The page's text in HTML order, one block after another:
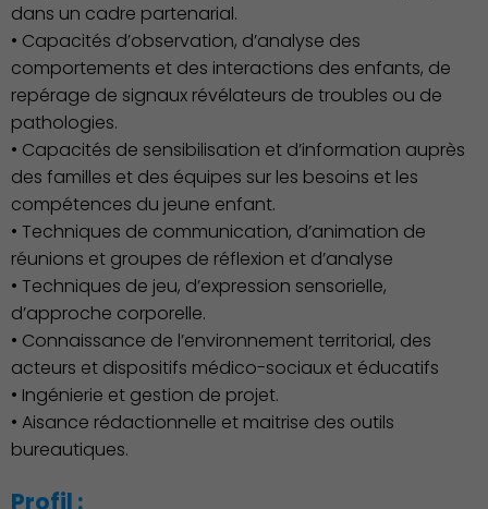
Économie Commerce
Emploi
dans un cadre partenarial.
• Capacités d’observation, d’analyse des
comportements et des interactions des enfants, de
repérage de signaux révélateurs de troubles ou de
pathologies.
• Capacités de sensibilisation et d’information auprès
des familles et des équipes sur les besoins et les
compétences du jeune enfant.
• Techniques de communication, d’animation de
réunions et groupes de réflexion et d’analyse
• Techniques de jeu, d’expression sensorielle,
d’approche corporelle.
• Connaissance de l’environnement territorial, des
acteurs et dispositifs médico-sociaux et éducatifs
• Ingénierie et gestion de projet.
• Aisance rédactionnelle et maitrise des outils
bureautiques.
Profil :